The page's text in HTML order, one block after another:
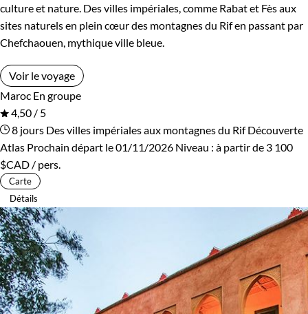
culture et nature. Des villes impériales, comme Rabat et Fès aux
sites naturels en plein cœur des montagnes du Rif en passant par
Chefchaouen, mythique ville bleue.
Voir le voyage
Maroc En groupe
4,50 / 5
8 jours Des villes impériales aux montagnes du Rif Découverte
Atlas Prochain départ le 01/11/2026 Niveau : à partir de 3 100
$CAD / pers.
Carte
Détails